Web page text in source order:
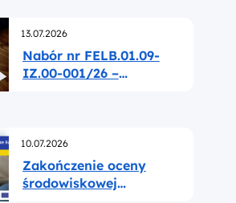
Opublikowano
13.07.2026
Nabór nr FELB.01.09-
IZ.00-001/26 –
Opublikowano
10.07.2026
Zakończenie oceny
środowiskowej